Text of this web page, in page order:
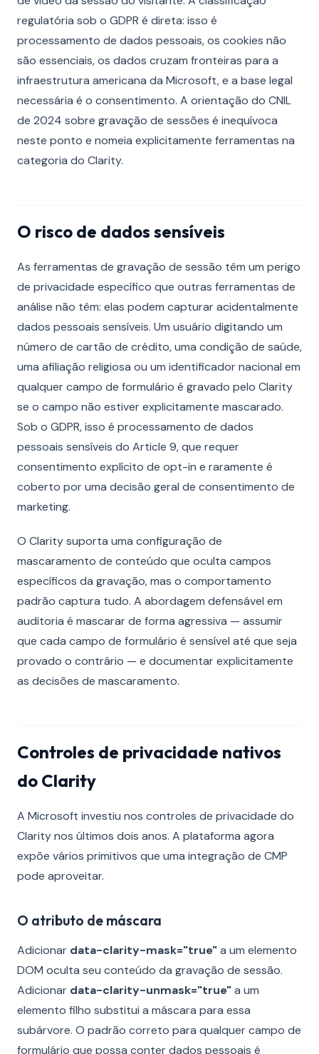
regulatória sob o GDPR é direta: isso é
processamento de dados pessoais, os cookies não
são essenciais, os dados cruzam fronteiras para a
infraestrutura americana da Microsoft, e a base legal
necessária é o consentimento. A orientação do CNIL
de 2024 sobre gravação de sessões é inequívoca
neste ponto e nomeia explicitamente ferramentas na
categoria do Clarity.
O risco de dados sensíveis
As ferramentas de gravação de sessão têm um perigo
de privacidade específico que outras ferramentas de
análise não têm: elas podem capturar acidentalmente
dados pessoais sensíveis. Um usuário digitando um
número de cartão de crédito, uma condição de saúde,
uma afiliação religiosa ou um identificador nacional em
qualquer campo de formulário é gravado pelo Clarity
se o campo não estiver explicitamente mascarado.
Sob o GDPR, isso é processamento de dados
pessoais sensíveis do Article 9, que requer
consentimento explícito de opt-in e raramente é
coberto por uma decisão geral de consentimento de
marketing.
O Clarity suporta uma configuração de
mascaramento de conteúdo que oculta campos
específicos da gravação, mas o comportamento
padrão captura tudo. A abordagem defensável em
auditoria é mascarar de forma agressiva — assumir
que cada campo de formulário é sensível até que seja
provado o contrário — e documentar explicitamente
as decisões de mascaramento.
Controles de privacidade nativos
do Clarity
A Microsoft investiu nos controles de privacidade do
Clarity nos últimos dois anos. A plataforma agora
expõe vários primitivos que uma integração de CMP
pode aproveitar.
O atributo de máscara
Adicionar data-clarity-mask="true"a um elemento
DOM oculta seu conteúdo da gravação de sessão.
Adicionar data-clarity-unmask="true"a um
elemento filho substitui a máscara para essa
subárvore. O padrão correto para qualquer campo de
formulário que possa conter dados pessoais é